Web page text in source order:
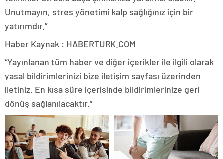
Unutmayın, stres yönetimi kalp sağlığınız için bir
yatırımdır.”
Haber Kaynak : HABERTURK.COM
“Yayınlanan tüm haber ve diğer içerikler ile ilgili olarak
yasal bildirimlerinizi bize iletişim sayfası üzerinden
iletiniz. En kısa süre içerisinde bildirimlerinize geri
dönüş sağlanılacaktır.”